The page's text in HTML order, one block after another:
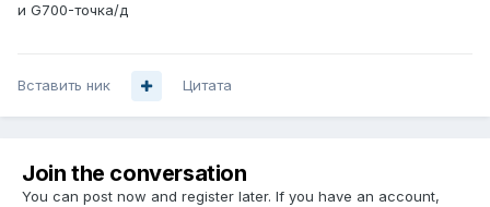
и G700-точка/д
Вставить ник Цитата
Join the conversation
You can post now and register later. If you have an account,